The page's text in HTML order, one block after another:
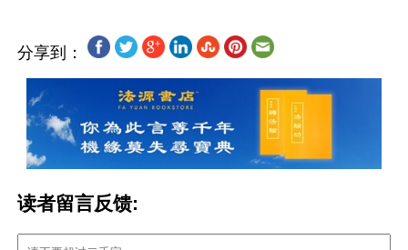
分享到：
读者留言反馈: